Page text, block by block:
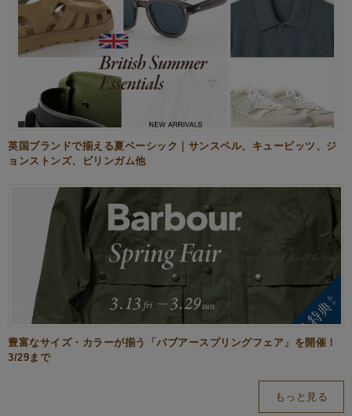
英国ブランドで揃える夏ベーシック｜サンスペル、キュービッツ、ジ
ョンストンズ、ビリンガム他
豊富なサイズ・カラーが揃う「バブアースプリングフェア」を開催！
3/29まで
もっと見る